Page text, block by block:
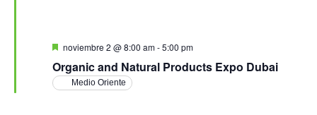
Organic and Natural Products Expo Dubai
Destacado
noviembre 2 @ 8:00 am-5:00 pm
Medio Oriente